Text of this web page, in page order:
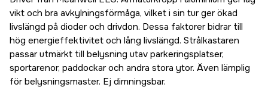
vikt och bra avkylningsförmåga, vilket i sin tur ger ökad
livslängd på dioder och drivdon. Dessa faktorer bidrar till
hög energieffektivitet och lång livslängd. Strålkastaren
passar utmärkt till belysning utav parkeringsplatser,
sportarenor, paddockar och andra stora ytor. Även lämplig
för belysningsmaster. Ej dimningsbar.